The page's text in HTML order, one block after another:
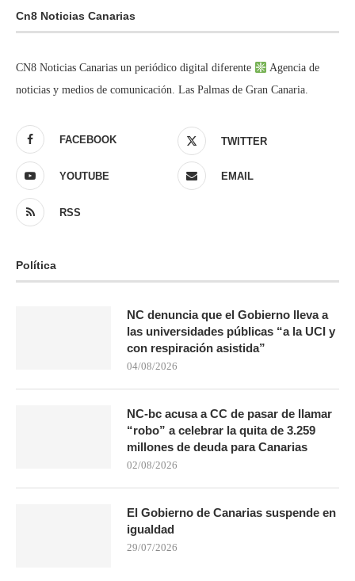
Cn8 Noticias Canarias
CN8 Noticias Canarias un periódico digital diferente
Agencia de
noticias y medios de comunicación. Las Palmas de Gran Canaria.
FACEBOOK TWITTER
YOUTUBE EMAIL
RSS
Política
NC denuncia que el Gobierno lleva a
las universidades públicas “a la UCI y
con respiración asistida”
04/08/2026
NC-bc acusa a CC de pasar de llamar
“robo” a celebrar la quita de 3.259
millones de deuda para Canarias
02/08/2026
El Gobierno de Canarias suspende en
igualdad
29/07/2026